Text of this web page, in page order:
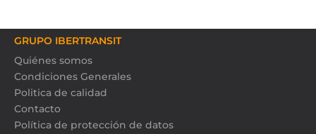
GRUPO IBERTRANSIT
Quiénes somos
Condiciones Generales
Politica de calidad
Contacto
Política de protección de datos